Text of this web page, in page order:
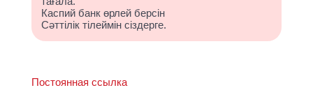
Каспий банк өрлей берсін
Сәттілік тілеймін сіздерге.
Постоянная ссылка